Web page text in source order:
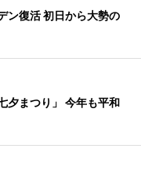
ン復活 初日から大勢の
夕まつり」 今年も平和